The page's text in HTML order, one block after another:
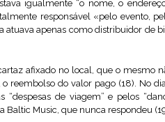
igualmente “o nome, o
responsável «pelo evento,
apenas como distribuidor de
afixado no local, que o mesmo
reembolso do valor pago (18). No
de viagem” e pelos
Baltic Music, que nunca respondeu